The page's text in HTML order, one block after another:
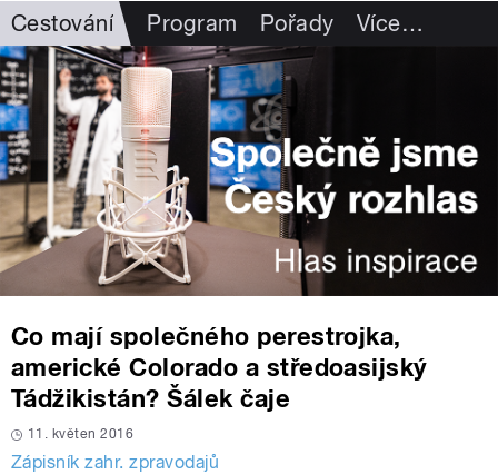
Cestování Program Pořady Více…
Co mají společného perestrojka,
americké Colorado a středoasijský
Tádžikistán? Šálek čaje
11. květen 2016
Zápisník zahr. zpravodajů